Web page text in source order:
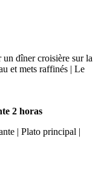
2 horas
| Plato principal |